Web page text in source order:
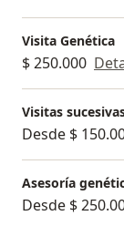
Visita Genética
$ 250.000
Visitas
Desde $
Asesoría
Desde $